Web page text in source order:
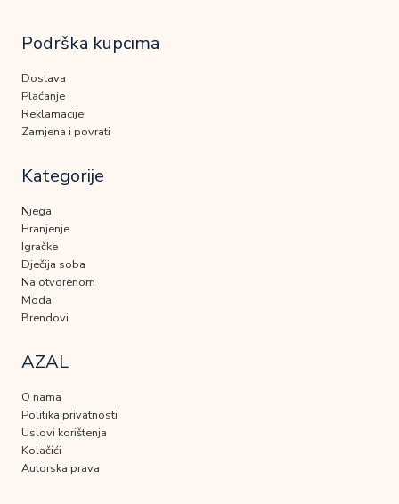
Podrška kupcima
Dostava
Plaćanje
Reklamacije
Zamjena i povrati
Kategorije
Njega
Hranjenje
Igračke
Dječija soba
Na otvorenom
Moda
Brendovi
AZAL
O nama
Politika privatnosti
Uslovi korištenja
Kolačići
Autorska prava